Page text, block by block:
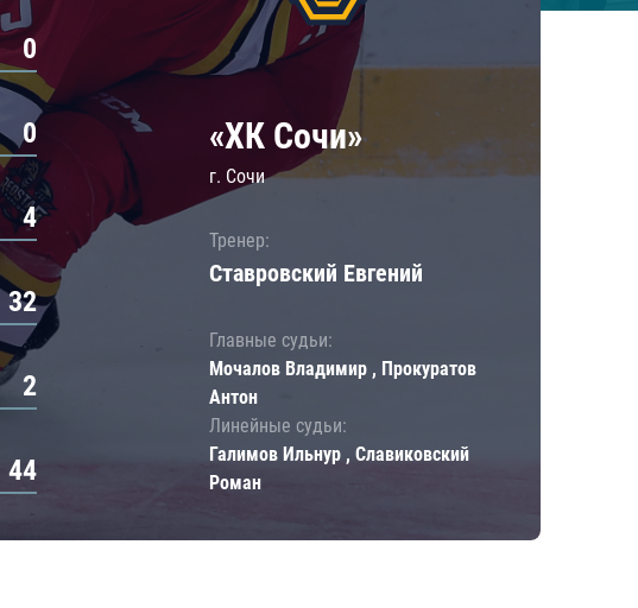
0
0
4
32
2
44
«ХК Сочи»
г. Сочи
Тренер:
Ставровский Евгений
Главные судьи:
Мочалов Владимир , Прокуратов
Антон
Линейные судьи:
Галимов Ильнур , Славиковский
Роман